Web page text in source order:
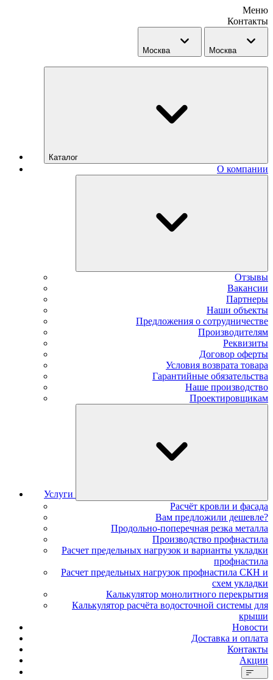
Меню
Контакты
Москва Москва
Каталог
О компании
Отзывы
Вакансии
Партнеры
Наши объекты
Предложения о сотрудничестве
Производителям
Реквизиты
Договор оферты
Условия возврата товара
Гарантийные обязательства
Наше производство
Проектировщикам
Услуги
Расчёт кровли и фасада
Вам предложили дешевле?
Продольно-поперечная резка металла
Производство профнастила
Расчет предельных нагрузок и варианты укладки
профнастила
Расчет предельных нагрузок профнастила СКН и
схем укладки
Калькулятор монолитного перекрытия
Калькулятор расчёта водосточной системы для
крыши
Новости
Доставка и оплата
Контакты
Акции